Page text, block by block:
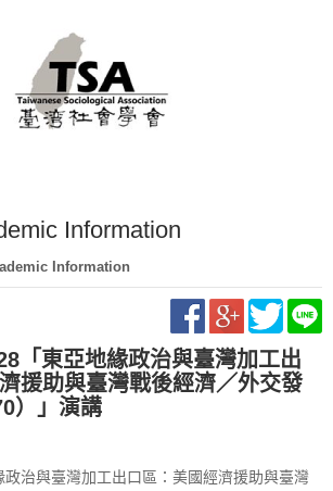
Information
Information
「東亞地緣政治與臺灣加工出
援助與臺灣戰後經濟／外交發
）」演講
政治與臺灣加工出口區：美國經濟援助與臺灣